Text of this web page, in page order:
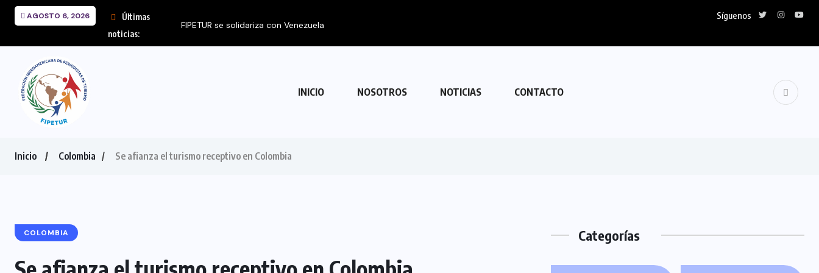
AGOSTO 6, 2026
Últimas
noticias:
FIPETUR se solidariza con Venezuela
Síguenos
INICIO NOSOTROS NOTICIAS CONTACTO
Inicio Colombia Se afianza el turismo receptivo en Colombia
COLOMBIA Categorías